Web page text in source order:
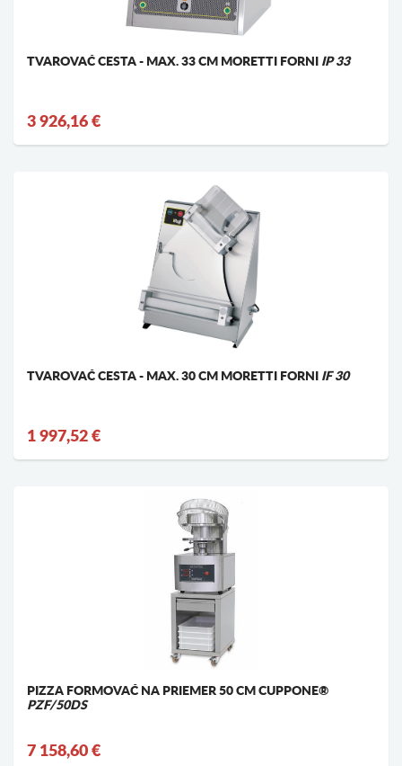
TVAROVAČ CESTA - MAX. 33 CM MORETTI FORNI IP 33
3 926,16 €
TVAROVAČ CESTA - MAX. 30 CM MORETTI FORNI IF 30
1 997,52 €
PIZZA FORMOVAČ NA PRIEMER 50 CM CUPPONE®
PZF/50DS
7 158,60 €